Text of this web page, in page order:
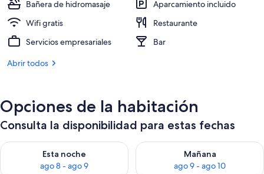
Se sirven desayunos, almuerzos y
Bañera de hidromasaje
Aparcamiento incluido
Wifi gratis
Restaurante
Servicios empresariales
Bar
Abrir todos
Opciones de la habitación
Consulta la disponibilidad para estas fechas
Esta noche
ago 8 - ago 9
Consulta la disponibilidad para esta noche, ago 8 - ago 9
Mañana
ago 9 - ago 10
Consulta la disponibilidad